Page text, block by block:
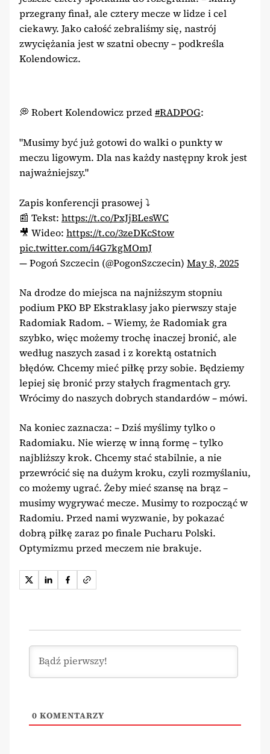
przegrany finał, ale cztery mecze w lidze i cel
ciekawy. Jako całość zebraliśmy się, nastrój
zwyciężania jest w szatni obecny – podkreśla
Kolendowicz.
💭 Robert Kolendowicz przed#RADPOG:
"Musimy być już gotowi do walki o punkty w
meczu ligowym. Dla nas każdy następny krok jest
najważniejszy."
Zapis konferencji prasowej ⤵️
📰 Tekst: https://t.co/PxJjBLesWC
🎥 Wideo: https://t.co/3zeDKcStow
pic.twitter.com/i4G7kgMOmJ
— Pogoń Szczecin (@PogonSzczecin) May 8, 2025
Na drodze do miejsca na najniższym stopniu
podium PKO BP Ekstraklasy jako pierwszy staje
Radomiak Radom. – Wiemy, że Radomiak gra
szybko, więc możemy trochę inaczej bronić, ale
według naszych zasad i z korektą ostatnich
błędów. Chcemy mieć piłkę przy sobie. Będziemy
lepiej się bronić przy stałych fragmentach gry.
Wrócimy do naszych dobrych standardów – mówi.
Na koniec zaznacza: – Dziś myślimy tylko o
Radomiaku. Nie wierzę w inną formę – tylko
najbliższy krok. Chcemy stać stabilnie, a nie
przewrócić się na dużym kroku, czyli rozmyślaniu,
co możemy ugrać. Żeby mieć szansę na brąz –
musimy wygrywać mecze. Musimy to rozpocząć w
Radomiu. Przed nami wyzwanie, by pokazać
dobrą piłkę zaraz po finale Pucharu Polski.
Optymizmu przed meczem nie brakuje.
0 KOMENTARZY